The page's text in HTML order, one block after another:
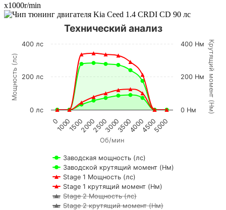
x1000r/min
Об/мин
Мощность (лс) К
р
у
т
я
щ
и
й
м
о
м
е
н
т
(
Н
м
)
Технический анализ
Заводская мощность (лс)
Заводской крутящий момент (Нм)
Stage 1 Мощность (лс)
Stage 1 крутящий момент (Нм)
Stage 2 Мощность (лс)
Stage 2 крутящий момент (Нм)
0100015002000250030003500400045005000
0 лс
200 лс
400 лс
0 Нм
200 Нм
400 Нм